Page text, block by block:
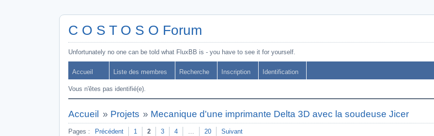
C O S T O S O Forum
Unfortunately no one can be told what FluxBB is - you have to see it for yourself.
Accueil Liste des membres Recherche Inscription Identification
Vous n'êtes pas identifié(e).
Accueil » Projets » Mecanique d'une imprimante Delta 3D avec la soudeuse Jicer
Pages : Précédent 1 2 3 4 … 20 Suivant